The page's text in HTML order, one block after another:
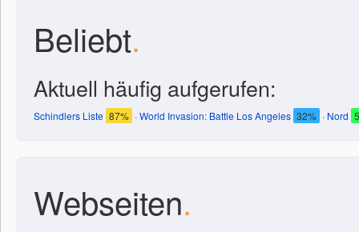
Beliebt.
Aktuell häufig aufgerufen:
Schindlers Liste 87% ·World Invasion: Battle Los Angeles 32% · Nord
Webseiten.